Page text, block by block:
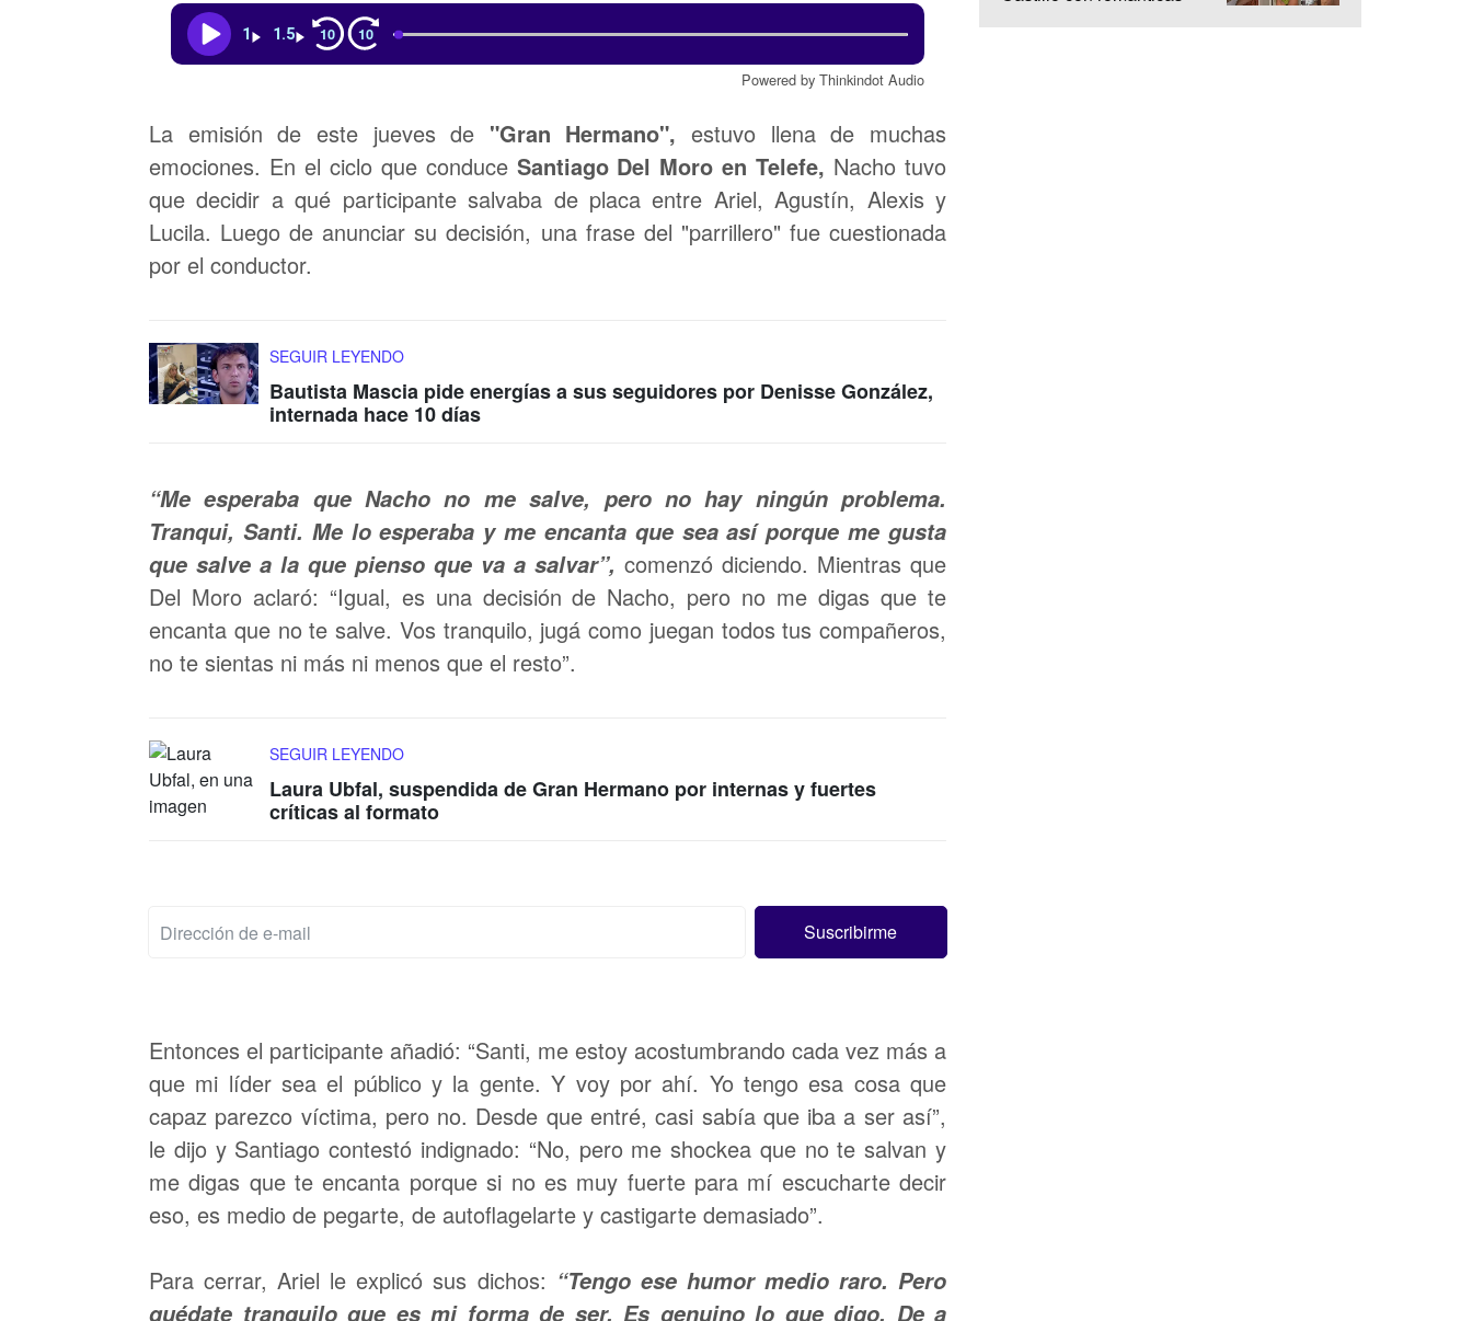
1 1.5 10 10
Powered by Thinkindot Audio
La emisión de este jueves de "Gran Hermano", estuvo llena de muchas
emociones. En el ciclo que conduce Santiago Del Moro en Telefe, Nacho tuvo
que decidir a qué participante salvaba de placa entre Ariel, Agustín, Alexis y
Lucila. Luego de anunciar su decisión, una frase del "parrillero" fue cuestionada
por el conductor.
SEGUIR LEYENDO
Bautista Mascia pide energías a sus seguidores por Denisse González,
internada hace 10 días
“Me esperaba que Nacho no me salve, pero no hay ningún problema.
Tranqui, Santi. Me lo esperaba y me encanta que sea así porque me gusta
que salve a la que pienso que va a salvar”, comenzó diciendo. Mientras que
Del Moro aclaró: “Igual, es una decisión de Nacho, pero no me digas que te
encanta que no te salve. Vos tranquilo, jugá como juegan todos tus compañeros,
no te sientas ni más ni menos que el resto”.
SEGUIR LEYENDO
Laura Ubfal, suspendida de Gran Hermano por internas y fuertes
críticas al formato
Entonces el participante añadió: “Santi, me estoy acostumbrando cada vez más a
que mi líder sea el público y la gente. Y voy por ahí. Yo tengo esa cosa que
capaz parezco víctima, pero no. Desde que entré, casi sabía que iba a ser así”,
le dijo y Santiago contestó indignado: “No, pero me shockea que no te salvan y
me digas que te encanta porque si no es muy fuerte para mí escucharte decir
eso, es medio de pegarte, de autoflagelarte y castigarte demasiado”.
Para cerrar, Ariel le explicó sus dichos: “Tengo ese humor medio raro. Pero
quédate tranquilo que es mi forma de ser. Es genuino lo que digo. De a